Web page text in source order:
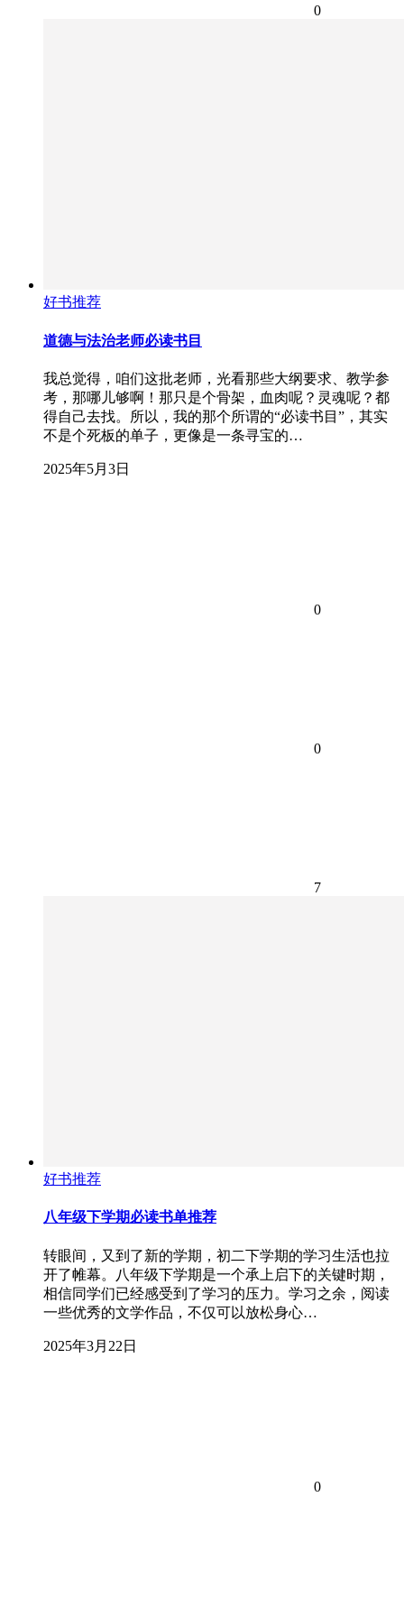
0
好书推荐
道德与法治老师必读书目
我总觉得，咱们这批老师，光看那些大纲要求、教学参
考，那哪儿够啊！那只是个骨架，血肉呢？灵魂呢？都
得自己去找。所以，我的那个所谓的“必读书目”，其实
不是个死板的单子，更像是一条寻宝的…
2025年5月3日
0
0
7
好书推荐
八年级下学期必读书单推荐
转眼间，又到了新的学期，初二下学期的学习生活也拉
开了帷幕。八年级下学期是一个承上启下的关键时期，
相信同学们已经感受到了学习的压力。学习之余，阅读
一些优秀的文学作品，不仅可以放松身心…
2025年3月22日
0